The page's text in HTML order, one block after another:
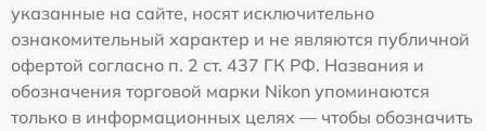
указанные на сайте, носят исключительно
ознакомительный характер и не являются публичной
офертой согласно п. 2 ст. 437 ГК РФ. Названия и
обозначения торговой марки Nikon упоминаются
только в информационных целях — чтобы обозначить